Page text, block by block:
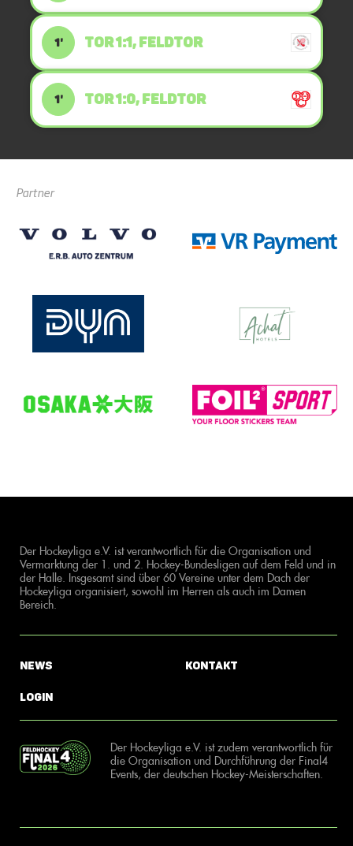
1' TOR 1:1, FELDTOR
1' TOR 1:0, FELDTOR
Partner
Der Hockeyliga e.V. ist verantwortlich für die Organisation und
Vermarktung der 1. und 2. Hockey-Bundesligen auf dem Feld und in
der Halle. Insgesamt sind über 60 Vereine unter dem Dach der
Hockeyliga organisiert, sowohl im Herren als auch im Damen
Bereich.
News
Login
Kontakt
Der Hockeyliga e.V. ist zudem verantwortlich für
die Organisation und Durchführung der Final4
Events, der deutschen Hockey-Meisterschaften.